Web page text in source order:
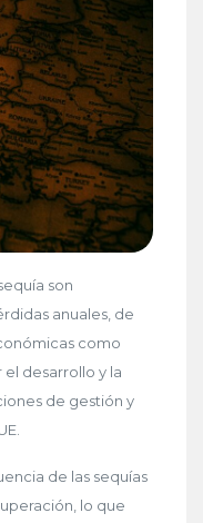
son
anuales, de
como
desarrollo y la
de gestión y
de las sequías
lo que